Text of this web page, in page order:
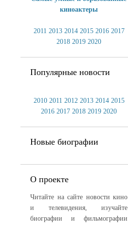
киноактеры
2011 2013 2014 2015 2016 2017
2018 2019 2020
Популярные новости
2010 2011 2012 2013 2014 2015
2016 2017 2018 2019 2020
Новые биографии
О проекте
Читайте на сайте новости кино
и телевидения, изучайте
биографии и фильмографии